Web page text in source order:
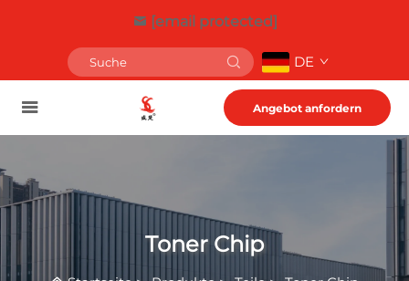
[email protected]
DE
Angebot anfordern
Toner Chip